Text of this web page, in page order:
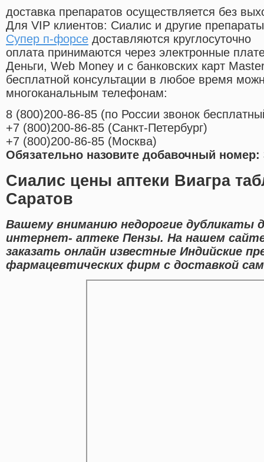
доставка препаратов осуществляется без
Для VIP клиентов: Сиалис и другие
Супер п-форсе доставляются круглосуточно
оплата принимаются через электронные
Деньги, Web Money и с банковских карт
бесплатной консультации в любое время
многоканальным телефонам:
8 (800)200-86-85 (по России звонок
+7 (800)200-86-85 (Санкт-Петербург)
+7 (800)200-86-85 (Москва)
Обязательно назовите добавочный номер:
Сиалис цены аптеки Виагра
Саратов
Вашему вниманию недорогие дубликаты
интернет- аптеке Пензы. На нашем
заказать онлайн известные Индийские
фармацевтических фирм с доставкой